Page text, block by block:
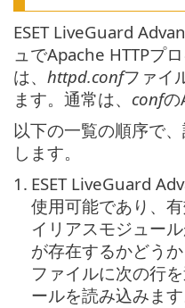
ESET LiveGuard
ュでApache HTTPプ
は、 httpd.confファイ
ます。通常は、 confの
以下の一覧の順序で
します。
1. ESET LiveGuard
使用可能であり、
イリアスモジュー
が存在するかどう
ファイルに次の行
ールを読み込みます